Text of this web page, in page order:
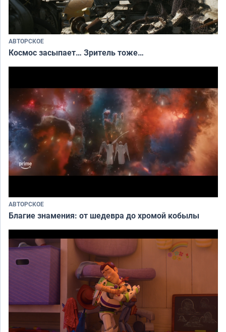
АВТОРСКОЕ
Космос засыпает… Зритель тоже…
АВТОРСКОЕ
Благие знамения: от шедевра до хромой кобылы